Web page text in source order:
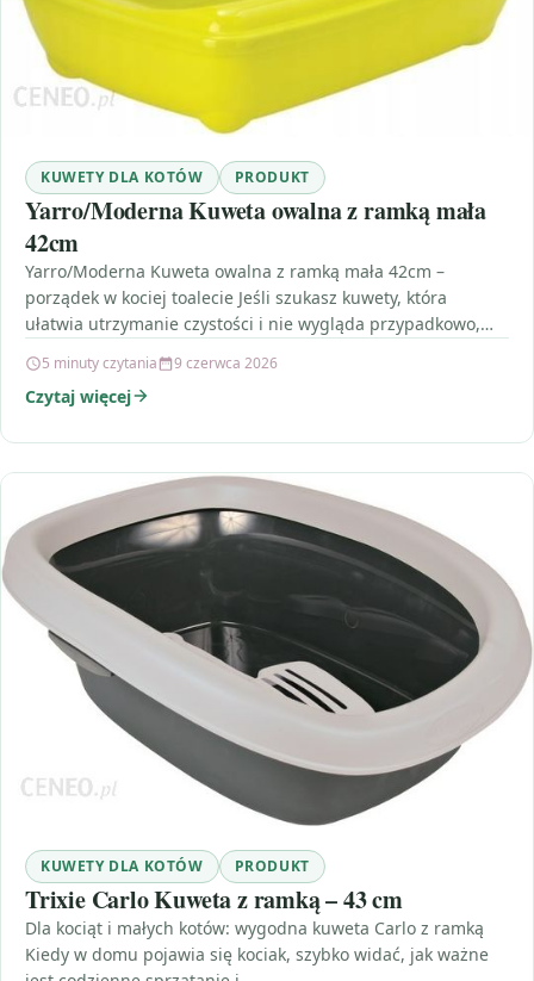
KUWETY DLA KOTÓW PRODUKT
Yarro/Moderna Kuweta owalna z ramką mała
42cm
Yarro/Moderna Kuweta owalna z ramką mała 42cm –
porządek w kociej toalecie Jeśli szukasz kuwety, która
ułatwia utrzymanie czystości i nie wygląda przypadkowo,
5 minuty czytania 9 czerwca 2026
Czytaj więcej
KUWETY DLA KOTÓW PRODUKT
Trixie Carlo Kuweta z ramką – 43 cm
Dla kociąt i małych kotów: wygodna kuweta Carlo z ramką
Kiedy w domu pojawia się kociak, szybko widać, jak ważne